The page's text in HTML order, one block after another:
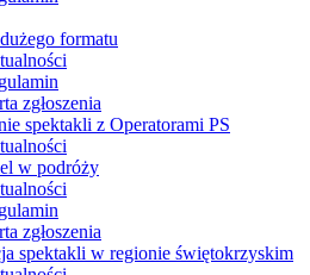
formatu
zgłoszenia
spektakli z Operatorami PS
w podróży
zgłoszenia
spektakli w regionie świętokrzyskim